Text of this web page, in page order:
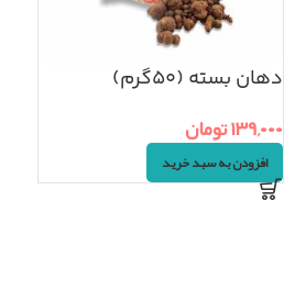
دهان بسته (۵۰گرم)
۱۳۹,۰۰۰تومان
افزودن به سبد خرید